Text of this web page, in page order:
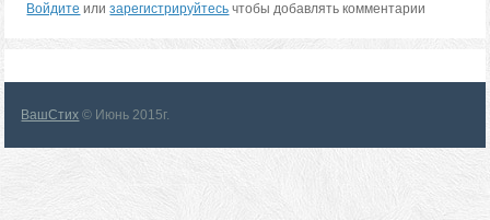
Войдите илизарегистрируйтесь чтобы добавлять комментарии
ВашСтих © Июнь 2015г.